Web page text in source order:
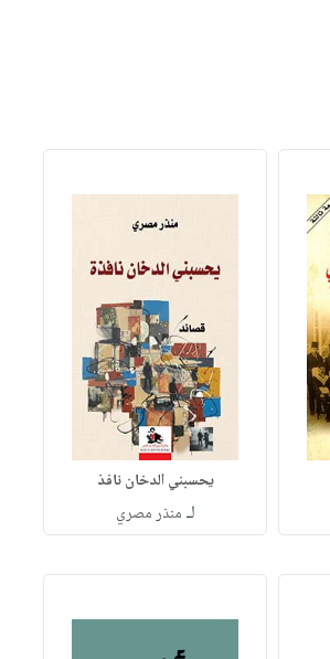
يحسبني الدخان نافذ
لـ منذر مصري